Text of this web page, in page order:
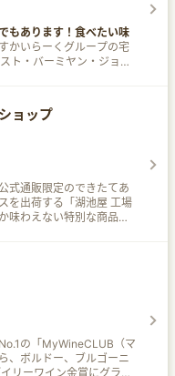
もあります！食べたい味
かいらーくグループの宅
ト・バーミヤン・ジョナ
短30分でお届けします！
クーポンプレゼント中！
ーくの宅配サイトでご確認
ョップ
式通販限定のできたてあ
を出荷する「湖池屋 工場
味わえない特別な商品を
ライン限定「湖池屋 工場
内にお届けする揚げたてポ
湖池屋オンライン一番
×ポテチなど限定商品も
す！ 5,000円以上のお買
の「MyWineCLUB（マ
、ボルドー、ブルゴーニ
リーワイン金賞にグラン